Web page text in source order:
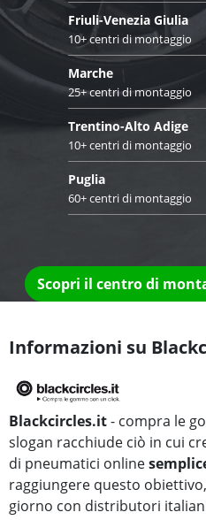
Friuli-Venezia Giulia
10+ centri di montaggio
Marche
25+ centri di montaggio
Trentino-Alto Adige
10+ centri di montaggio
Puglia
60+ centri di montaggio
Scopri il centro di
Informazioni su
Blackcircles.it- compra le
slogan racchiude ciò in cui
di pneumatici online
raggiungere questo
giorno con distributori